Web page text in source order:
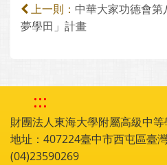
上一則： 中華大家功德會
夢學田」計畫
:::
財團法人東海大學附屬高級中等
地址：407224臺中市西屯區臺
(04)23590269